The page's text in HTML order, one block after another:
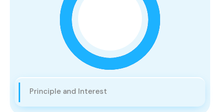
Principle and Interest